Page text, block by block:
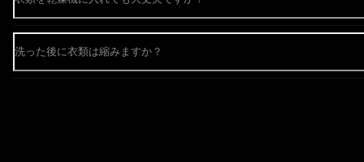
洗った後に衣類は縮みますか？